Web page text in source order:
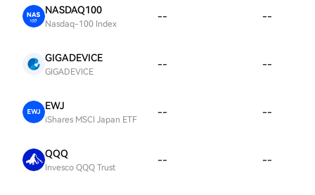
NASDAQ100
Nasdaq-100 Index
-- --
GIGADEVICE
GIGADEVICE
-- --
EWJ
iShares MSCI Japan ETF
-- --
QQQ
Invesco QQQ Trust
-- --